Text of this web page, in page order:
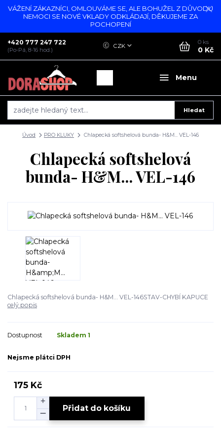
VÁŽENÍ ZÁKAZNÍCI, OMLOUVÁME SE, ALE BOHUŽEL Z DŮVODU
NEMOCI SE NOVÉ VKLADY ODKLÁDAJÍ, DĚKUJEME ZA
POCHOPENÍ
Menu
CZK
Hledat
+420 777 247 722
(Po-Pá, 8-16 hod.)
0 ks
0 Kč
Úvod PRO KLUKY Chlapecká softshelová bunda- H&M... VEL-146
Chlapecká softshelová
bunda- H&M... VEL-146
Chlapecká softshelová bunda- H&M... VEL-146STAV-CHYBÍ KAPUCE
celý popis
Dostupnost Skladem 1
Nejsme plátci DPH
175 Kč
Přidat do košíku